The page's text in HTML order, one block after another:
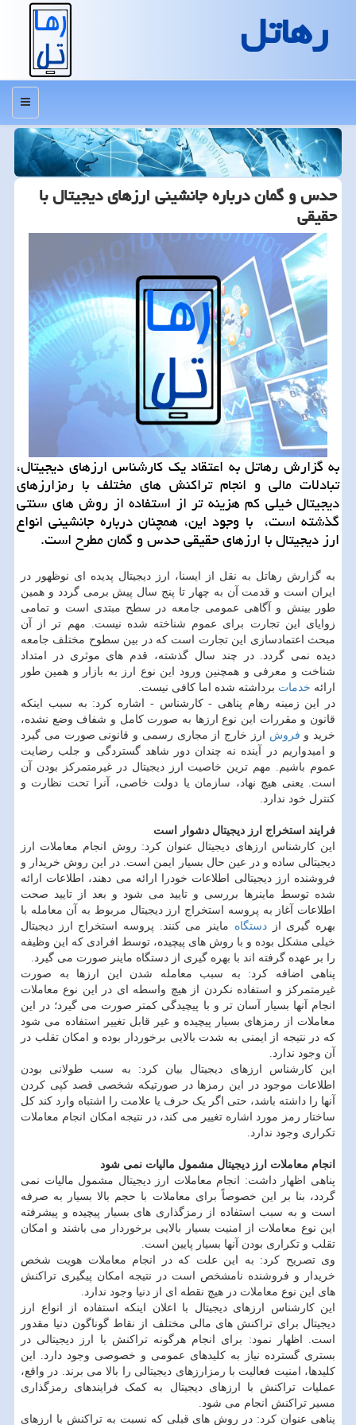
رهاتل
منو
حدس و گمان درباره جانشینی ارزهای دیجیتال با
حقیقی
به گزارش رهاتل به اعتقاد یك كارشناس ارزهای دیجیتال،
تبادلات مالی و انجام تراكنش های مختلف با رمزارزهای
دیجیتال خیلی كم هزینه تر از استفاده از روش های سنتی
گذشته است، با وجود این، همچنان درباره جانشینی انواع
ارز دیجیتال با ارزهای حقیقی حدس و گمان مطرح است.
به گزارش رهاتل به نقل از ایسنا، ارز دیجیتال پدیده ای نوظهور در
ایران است و قدمت آن به چهار تا پنج سال پیش برمی گردد و همین
طور بینش و آگاهی عمومی جامعه در سطح مبتدی است و تمامی
زوایای این تجارت برای عموم شناخته شده نیست. مهم تر از آن
مبحث اعتمادسازی این تجارت است که در بین سطوح مختلف جامعه
دیده نمی گردد. در چند سال گذشته، قدم های موثری در امتداد
شناخت و معرفی و همچنین ورود این نوع ارز به بازار و همین طور
ارائه خدمات برداشته شده اما کافی نیست.
در این زمینه رهام پناهی - کارشناس - اشاره کرد: به سبب اینکه
قانون و مقررات این نوع ارزها به صورت کامل و شفاف وضع نشده،
خرید و فروش ارز خارج از مجاری رسمی و قانونی صورت می گیرد
و امیدواریم در آینده نه چندان دور شاهد گستردگی و جلب رضایت
عموم باشیم. مهم ترین خاصیت ارز دیجیتال در غیرمتمرکز بودن آن
است. یعنی هیچ نهاد، سازمان یا دولت خاصی، آنرا تحت نظارت و
کنترل خود ندارد.
فرایند استخراج ارز دیجیتال دشوار است
این کارشناس ارزهای دیجیتال عنوان کرد: روش انجام معاملات ارز
دیجیتالی ساده و در عین حال بسیار ایمن است. در این روش خریدار و
فروشنده ارز دیجیتالی اطلاعات خودرا ارائه می دهند، اطلاعات ارائه
شده توسط ماینرها بررسی و تایید می شود و بعد از تایید صحت
اطلاعات آغاز به پروسه استخراج ارز دیجیتال مربوط به آن معامله با
بهره گیری ازدستگاه ماینر می کنند. پروسه استخراج ارز دیجیتال
خیلی مشکل بوده و با روش های پیچیده، توسط افرادی که این وظیفه
را بر عهده گرفته اند با بهره گیری از دستگاه ماینر صورت می گیرد.
پناهی اضافه کرد: به سبب معامله شدن این ارزها به صورت
غیرمتمرکز و استفاده نکردن از هیچ واسطه ای در این نوع معاملات
انجام آنها بسیار آسان تر و با پیچیدگی کمتر صورت می گیرد؛ در این
معاملات از رمزهای بسیار پیچیده و غیر قابل تغییر استفاده می شود
که در نتیجه از ایمنی به شدت بالایی برخوردار بوده و امکان تقلب در
آن وجود ندارد.
این کارشناس ارزهای دیجیتال بیان کرد: به سبب طولانی بودن
اطلاعات موجود در این رمزها در صورتیکه شخصی قصد کپی کردن
آنها را داشته باشد، حتی اگر یک حرف یا علامت را اشتباه وارد کند کل
ساختار رمز مورد اشاره تغییر می کند، در نتیجه امکان انجام معاملات
تکراری وجود ندارد.
انجام معاملات ارز دیجیتال مشمول مالیات نمی شود
پناهی اظهار داشت: انجام معاملات ارز دیجیتال مشمول مالیات نمی
گردد، بنا بر این خصوصاً برای معاملات با حجم بالا بسیار به صرفه
است و به سبب استفاده از رمزگذاری های بسیار پیچیده و پیشرفته
این نوع معاملات از امنیت بسیار بالایی برخوردار می باشند و امکان
تقلب و تکراری بودن آنها بسیار پایین است.
وی تصریح کرد: به این علت که در انجام معاملات هویت شخص
خریدار و فروشنده نامشخص است در نتیجه امکان پیگیری تراکنش
های این نوع معاملات در هیچ نقطه ای از دنیا وجود ندارد.
این کارشناس ارزهای دیجیتال با اعلان اینکه استفاده از انواع ارز
دیجیتال برای تراکنش های مالی مختلف از نقاط گوناگون دنیا مقدور
است. اظهار نمود: برای انجام هرگونه تراکنش با ارز دیجیتالی در
بستری گسترده نیاز به کلیدهای عمومی و خصوصی وجود دارد. این
کلیدها، امنیت فعالیت با رمزارزهای دیجیتالی را بالا می برند. در واقع،
عملیات تراکنش با ارزهای دیجیتال به کمک فرایندهای رمزگذاری
مسیر تراکنش انجام می شود.
پناهی عنوان کرد: در روش های قبلی که نسبت به تراکنش با ارزهای